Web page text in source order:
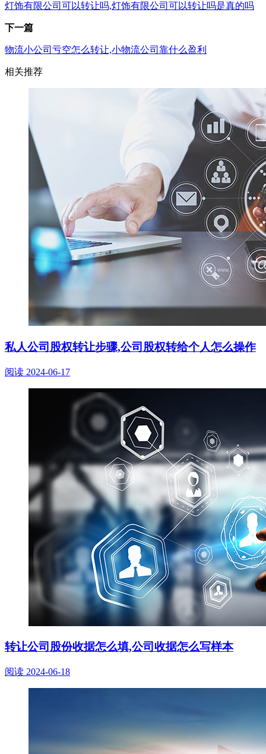
灯饰有限公司可以转让吗,灯饰有限公司可以转让吗是真的吗
下一篇
物流小公司亏空怎么转让,小物流公司靠什么盈利
相关推荐
私人公司股权转让步骤,公司股权转给个人怎么操作
阅读 2024-06-17
转让公司股份收据怎么填,公司收据怎么写样本
阅读 2024-06-18